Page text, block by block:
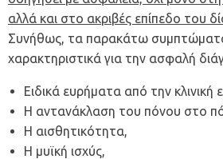
αλλά και στο ακριβές επίπεδο του
Συνήθως, τα παρακάτω
χαρακτηριστικά για την ασφαλή
Ειδικά ευρήματα από την κλινική
Η αντανάκλαση του πόνου στο
Η αισθητικότητα,
Η μυϊκή ισχύς,